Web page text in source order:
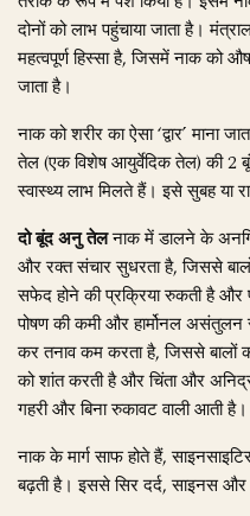
दोनों को लाभ पहुंचाया जाता है।
महत्वपूर्ण हिस्सा है, जिसमें नाक को
जाता है।
नाक को शरीर का ऐसा ‘द्वार’ माना
तेल (एक विशेष आयुर्वेदिक तेल) की 2
स्वास्थ्य लाभ मिलते हैं। इसे सुबह या
दो बूंद अनु तेलनाक में डालने के
और रक्त संचार सुधरता है, जिससे
सफेद होने की प्रक्रिया रुकती है और
पोषण की कमी और हार्मोनल
कर तनाव कम करता है, जिससे बालों
को शांत करती है और चिंता और
गहरी और बिना रुकावट वाली आती है।
नाक के मार्ग साफ होते हैं,
बढ़ती है। इससे सिर दर्द, साइनस और